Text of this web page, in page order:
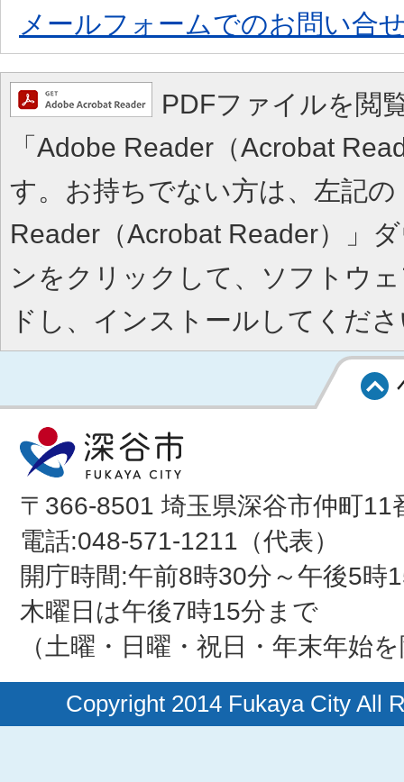
メールフォームでのお問い合
PDFファイルを閲
「Adobe Reader（Acrobat
す。お持ちでない方は、左記の
Reader（Acrobat Reader）」
ンをクリックして、ソフトウ
ドし、インストールしてくだ
〒366-8501 埼玉県深谷市仲町11
電話:048-571-1211（代表）
開庁時間:午前8時30分～午後5時
木曜日は午後7時15分まで
（土曜・日曜・祝日・年末年始
Copyright 2014 Fukaya City All